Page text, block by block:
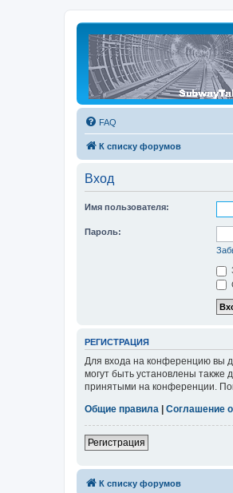
FAQ
К списку форумов
Вход
Имя пользователя:
Пароль:
РЕГИСТРАЦИЯ
Для входа на конференцию вы
могут быть установлены также
принятыми на конференции.
Общие правила | Соглашение
Регистрация
К списку форумов